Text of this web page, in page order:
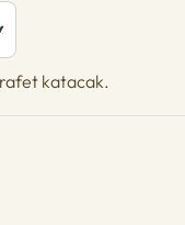
katacak.